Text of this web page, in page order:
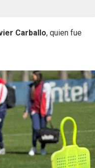
Carballo, quien fue